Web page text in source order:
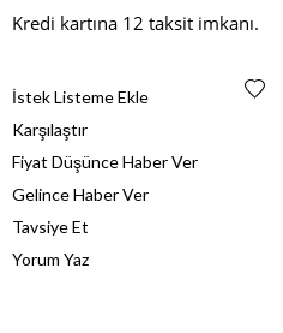
Kredi kartına 12 taksit imkanı.
İstek Listeme Ekle
Karşılaştır
Fiyat Düşünce Haber Ver
Gelince Haber Ver
Tavsiye Et
Yorum Yaz